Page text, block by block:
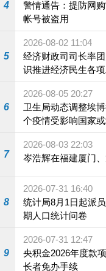
4
警情通告：提防网
帐号被盗用
5
2026-08-02 11:04
经济财政司司长率
识推进经济民生各
6
2026-08-05 20:27
卫生局动态调整埃
个疫情受影响国家
施
7
2026-08-03 22:03
岑浩辉在福建厦门
8
2026-07-31 16:40
统计局8月1日起派员上门 协助住户
期人口统计问卷
9
2026-07-31 12:47
央积金2026年度款项明起
长者免办手续